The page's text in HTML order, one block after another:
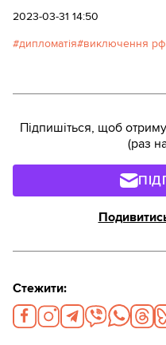
українських
матеріалу.
2023-03-31 14:50
дипломатія виключення
Підпишіться, щоб
(раз
Стежити: